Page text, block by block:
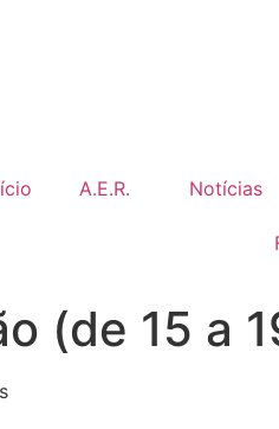
A.E.R. Notícias
(de 15 a